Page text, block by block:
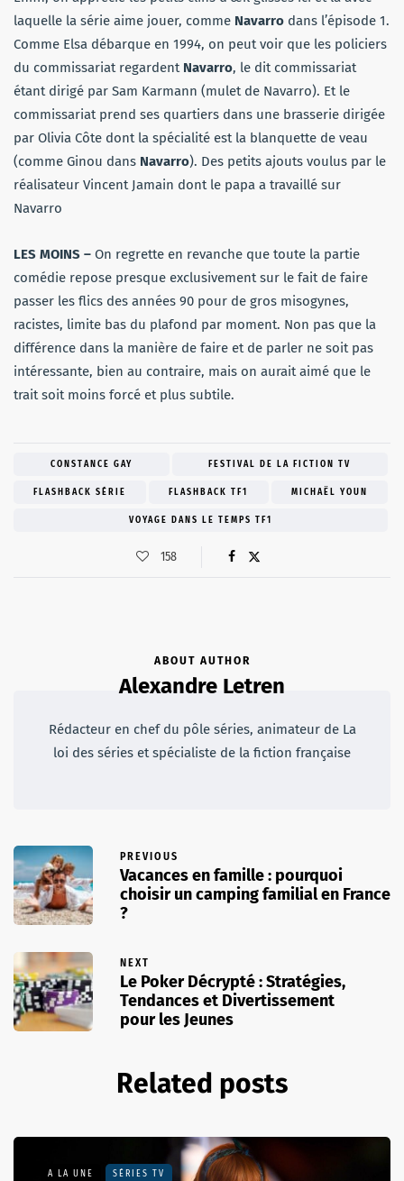
laquelle la série aime jouer, comme Navarro dans l’épisode 1.
Comme Elsa débarque en 1994, on peut voir que les policiers
du commissariat regardent Navarro, le dit commissariat
étant dirigé par Sam Karmann (mulet de Navarro). Et le
commissariat prend ses quartiers dans une brasserie dirigée
par Olivia Côte dont la spécialité est la blanquette de veau
(comme Ginou dans Navarro). Des petits ajouts voulus par le
réalisateur Vincent Jamain dont le papa a travaillé sur
Navarro
LES MOINS – On regrette en revanche que toute la partie
comédie repose presque exclusivement sur le fait de faire
passer les flics des années 90 pour de gros misogynes,
racistes, limite bas du plafond par moment. Non pas que la
différence dans la manière de faire et de parler ne soit pas
intéressante, bien au contraire, mais on aurait aimé que le
trait soit moins forcé et plus subtile.
CONSTANCE GAY FESTIVAL DE LA FICTION TV
FLASHBACK SÉRIE FLASHBACK TF1 MICHAËL YOUN
VOYAGE DANS LE TEMPS TF1
158
ABOUT AUTHOR
Alexandre Letren
Rédacteur en chef du pôle séries, animateur de La
loi des séries et spécialiste de la fiction française
PREVIOUS
Vacances en famille : pourquoi
choisir un camping familial en France
?
NEXT
Le Poker Décrypté : Stratégies,
Tendances et Divertissement
pour les Jeunes
Related posts
A LA UNE SÉRIES TV